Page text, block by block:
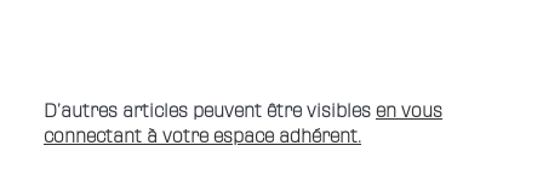
D’autres articles peuvent être visibles en vous
connectant à votre espace adhérent.